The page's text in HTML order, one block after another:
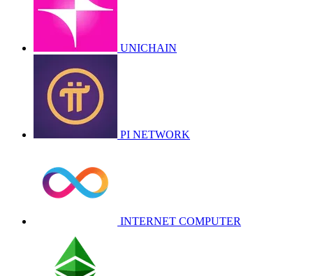
UNICHAIN
PI NETWORK
INTERNET COMPUTER